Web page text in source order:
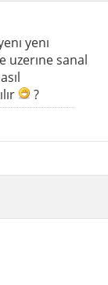
yenı
uzerıne sanal
?